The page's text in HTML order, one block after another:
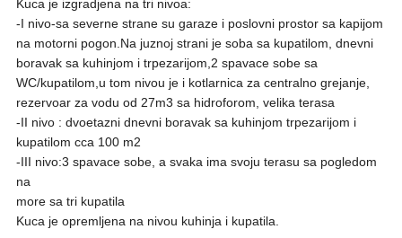
Kuca je izgradjena na tri nivoa:
-I nivo-sa severne strane su garaze i poslovni prostor sa kapijom
na motorni pogon.Na juznoj strani je soba sa kupatilom, dnevni
boravak sa kuhinjom i trpezarijom,2 spavace sobe sa
WC/kupatilom,u tom nivou je i kotlarnica za centralno grejanje,
rezervoar za vodu od 27m3 sa hidroforom, velika terasa
-II nivo : dvoetazni dnevni boravak sa kuhinjom trpezarijom i
kupatilom cca 100 m2
-III nivo:3 spavace sobe, a svaka ima svoju terasu sa pogledom
na
more sa tri kupatila
Kuca je opremljena na nivou kuhinja i kupatila.